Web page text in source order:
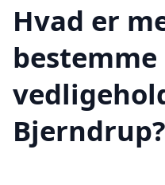
Hvad er
Bjerndrup?